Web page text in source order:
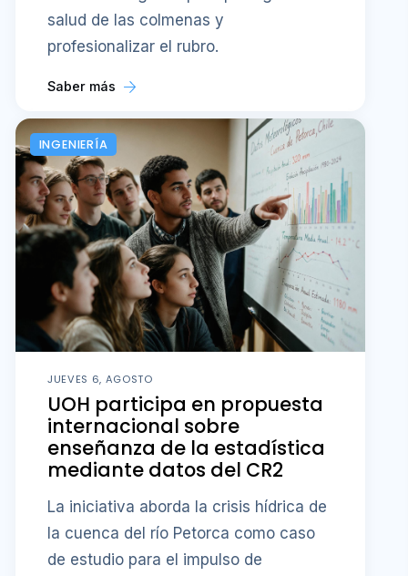
salud de las colmenas y
profesionalizar el rubro.
Saber más
INGENIERÍA
JUEVES 6, AGOSTO
UOH participa en propuesta
internacional sobre
enseñanza de la estadística
mediante datos del CR2
La iniciativa aborda la crisis hídrica de
la cuenca del río Petorca como caso
de estudio para el impulso de